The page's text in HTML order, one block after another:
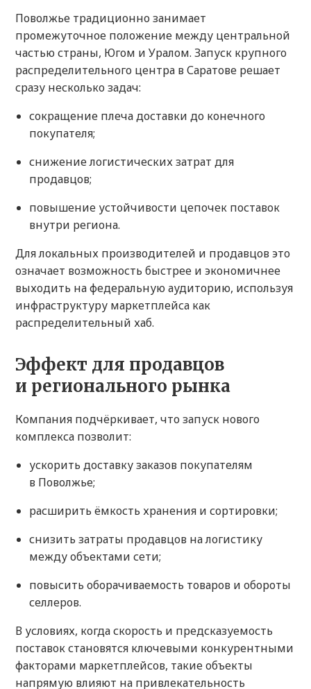
Поволжье традиционно занимает
промежуточное положение между центральной
частью страны, Югом и Уралом. Запуск крупного
распределительного центра в Саратове решает
сразу несколько задач:
сокращение плеча доставки до конечного
покупателя;
снижение логистических затрат для
продавцов;
повышение устойчивости цепочек поставок
внутри региона.
Для локальных производителей и продавцов это
означает возможность быстрее и экономичнее
выходить на федеральную аудиторию, используя
инфраструктуру маркетплейса как
распределительный хаб.
Эффект для продавцов
и регионального рынка
Компания подчёркивает, что запуск нового
комплекса позволит:
ускорить доставку заказов покупателям
в Поволжье;
расширить ёмкость хранения и сортировки;
снизить затраты продавцов на логистику
между объектами сети;
повысить оборачиваемость товаров и обороты
селлеров.
В условиях, когда скорость и предсказуемость
поставок становятся ключевыми конкурентными
факторами маркетплейсов, такие объекты
напрямую влияют на привлекательность